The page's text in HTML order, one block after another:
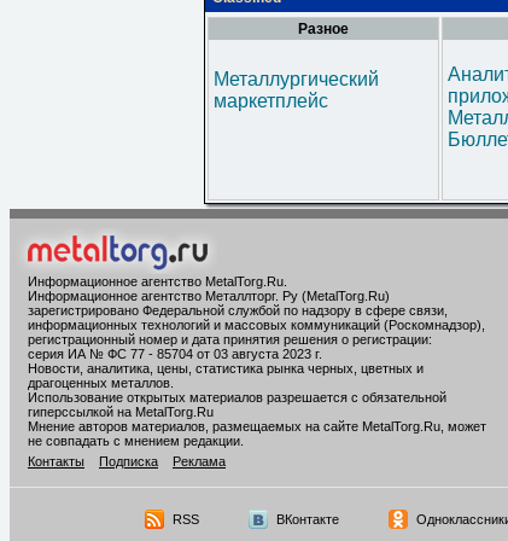
Разное
Металлургический
маркетплейс
Информационное агентство MetalTorg.Ru
Информационное агентство Металлторг. Ру (MetalTorg.Ru)
зарегистрировано Федеральной службой по надзору в сфере связи,
информационных технологий и массовых коммуникаций (Роскомнадзор),
регистрационный номер и дата принятия решения о регистрации:
серия ИА № ФС 77 - 85704 от 03 августа 2023 г.
Новости, аналитика, цены, статистика рынка черных, цветных и
драгоценных металлов.
Использование открытых материалов разрешается с обязательной
гиперссылкой на MetalTorg.Ru
Мнение авторов материалов, размещаемых на сайте MetalTorg.Ru, может
не совпадать с мнением редакции.
Контакты
Подписка Реклама
RSS ВКонтакте